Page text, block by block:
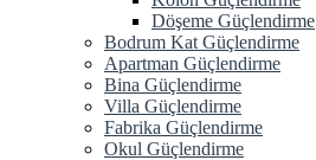
Döşeme Güçlendirme
Bodrum Kat Güçlendirme
Apartman Güçlendirme
Bina Güçlendirme
Villa Güçlendirme
Fabrika Güçlendirme
Okul Güçlendirme